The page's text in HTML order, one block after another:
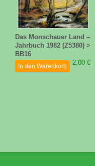
Das Monschauer Land –
Jahrbuch 1982 (Z5380) >
BB16
2.00 €
In den Warenkorb